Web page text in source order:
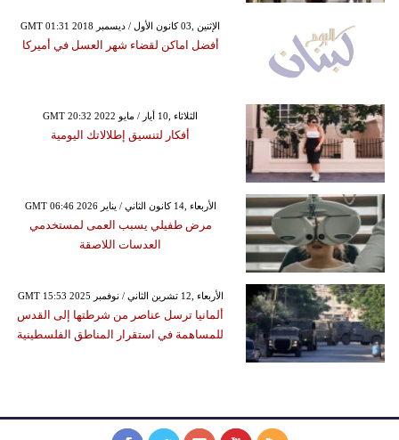
GMT 01:31 2018 الإثنين ,03 كانون الأول / ديسمبر
أفضل اماكن لقضاء شهر العسل في أميركا
GMT 20:32 2022 الثلاثاء ,10 أيار / مايو
أفكار لتنسيق إطلالاتك اليومية
GMT 06:46 2026 الأربعاء ,14 كانون الثاني / يناير
مرض طفيلي يسبب العمى لمستخدمي
العدسات اللاصقة
GMT 15:53 2025 الأربعاء ,12 تشرين الثاني / نوفمبر
ألمانيا ترسل عناصر من شرطتها إلى القدس
للمساهمة في استقرار المناطق الفلسطينية